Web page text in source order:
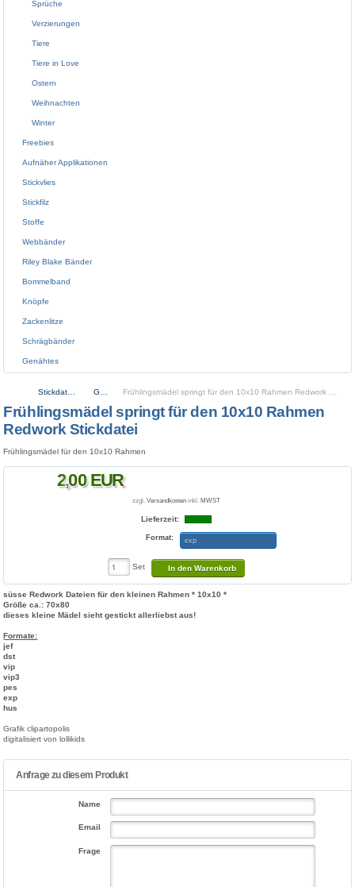
Sprüche
Verzierungen
Tiere
Tiere in Love
Ostern
Weihnachten
Winter
Freebies
Aufnäher Applikationen
Stickvlies
Stickfilz
Stoffe
Webbänder
Riley Blake Bänder
Bommelband
Knöpfe
Zackenlitze
Schrägbänder
Genähtes
Frühlingsmädel springt für den 10x10 Rahmen
Redwork Stickdatei
Frühlingsmädel für den 10x10 Rahmen
2,00EUR
zzgl.Versandkosten inkl.MWST
Lieferzeit:
Format: exp
Set In den Warenkorb
süsse Redwork Dateien für den kleinen Rahmen * 10x10 *
Größe ca.: 70x80
dieses kleine Mädel sieht gestickt allerliebst aus!
Formate:
jef
dst
vip
vip3
pes
exp
hus
Grafik clipartopolis
digitalisiert von lollikids
Anfrage zu diesem Produkt
Name
Email
Frage